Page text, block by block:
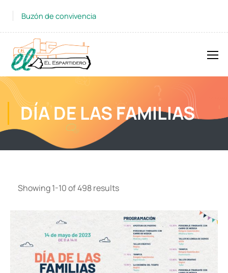
Buzón de convivencia
DÍA DE LAS FAMILIAS
Showing 1-10 of 498 results